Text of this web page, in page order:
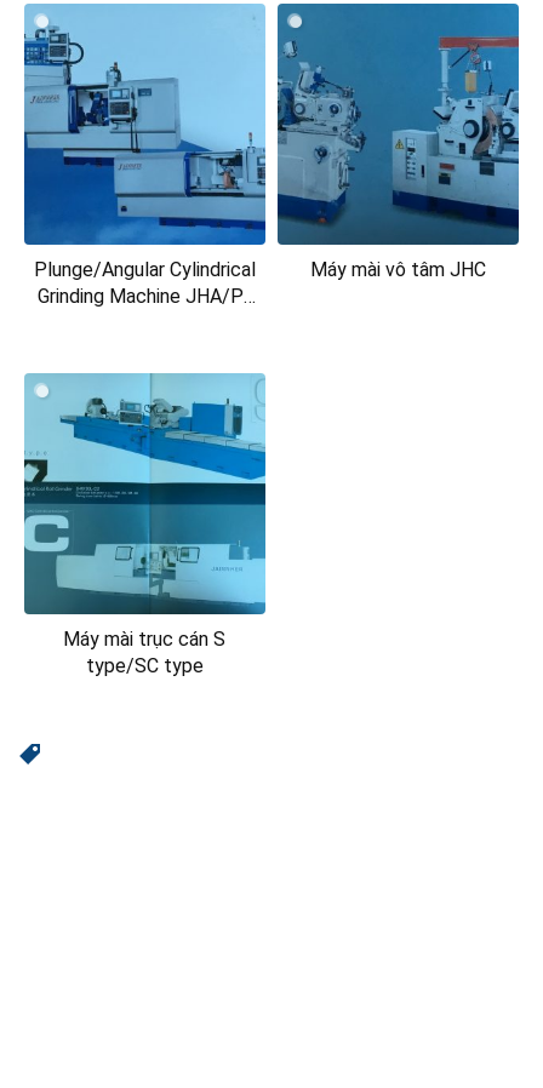
Plunge/Angular Cylindrical
Grinding Machine JHA/P-
Máy mài vô tâm JHC
Máy mài trục cán S
type/SC type